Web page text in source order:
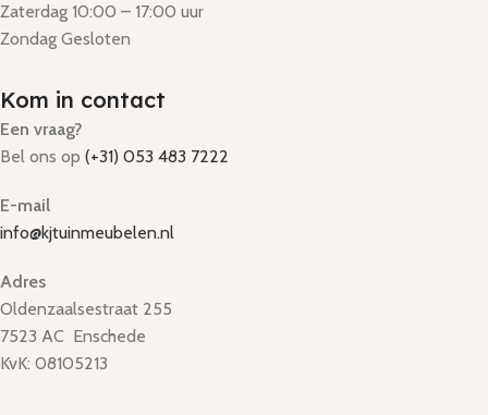
Zaterdag 10:00 – 17:00 uur
Zondag Gesloten
Kom in contact
Een vraag?
Bel ons op (+31) 053 483 7222
E-mail
info@kjtuinmeubelen.nl
Adres
Oldenzaalsestraat 255
7523 AC Enschede
KvK: 08105213